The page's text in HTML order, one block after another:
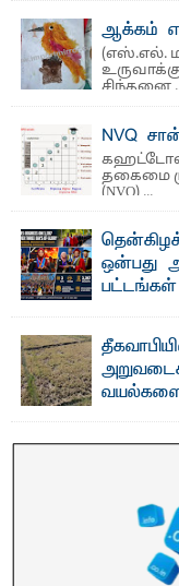
ஆக்கம்
(எஸ்.எல்.
சிந்தனை
NVQ
தகைமை
(NVQ) ...
ஒன்பது
பட்டங்கள்
மற்றும் சிறப்புப்
எம்.வை. அமீர்- ஒ
பல்கலைக்கழகத்தின்
காணப்பட்ட பல ...